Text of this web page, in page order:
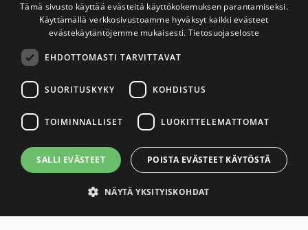
Savuton Suomi 2030
Savuton Suomi 2030 -verkoston toiminnan
tavoitteena on tupakaton ja nikotiiniton Suomi.
Yhteystiedot
Tietosuojaseloste
Saavutettavuusseloste
Tämä sivusto käyttää evästeitä käyttökokemuksen parantamiseksi.
Käyttämällä verkkosivustoamme hyväksyt kaikki evästeet
evästekäytäntöjemme mukaisesti. Tietosuojaseloste
EHDOTTOMASTI TARVITTAVAT
SUORITUSKYKY KOHDISTUS
TOIMINNALLISET LUOKITTELEMATTOMAT
SALLI EVÄSTEET POISTA EVÄSTEET KÄYTÖSTÄ
NÄYTÄ YKSITYISKOHDAT